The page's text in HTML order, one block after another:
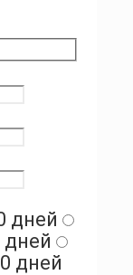
дней
дней
дней